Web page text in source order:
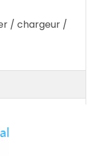
/ chargeur /